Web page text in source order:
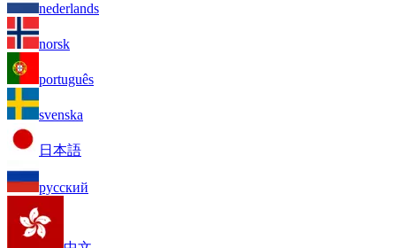
nederlands
norsk
português
svenska
日本語
русский